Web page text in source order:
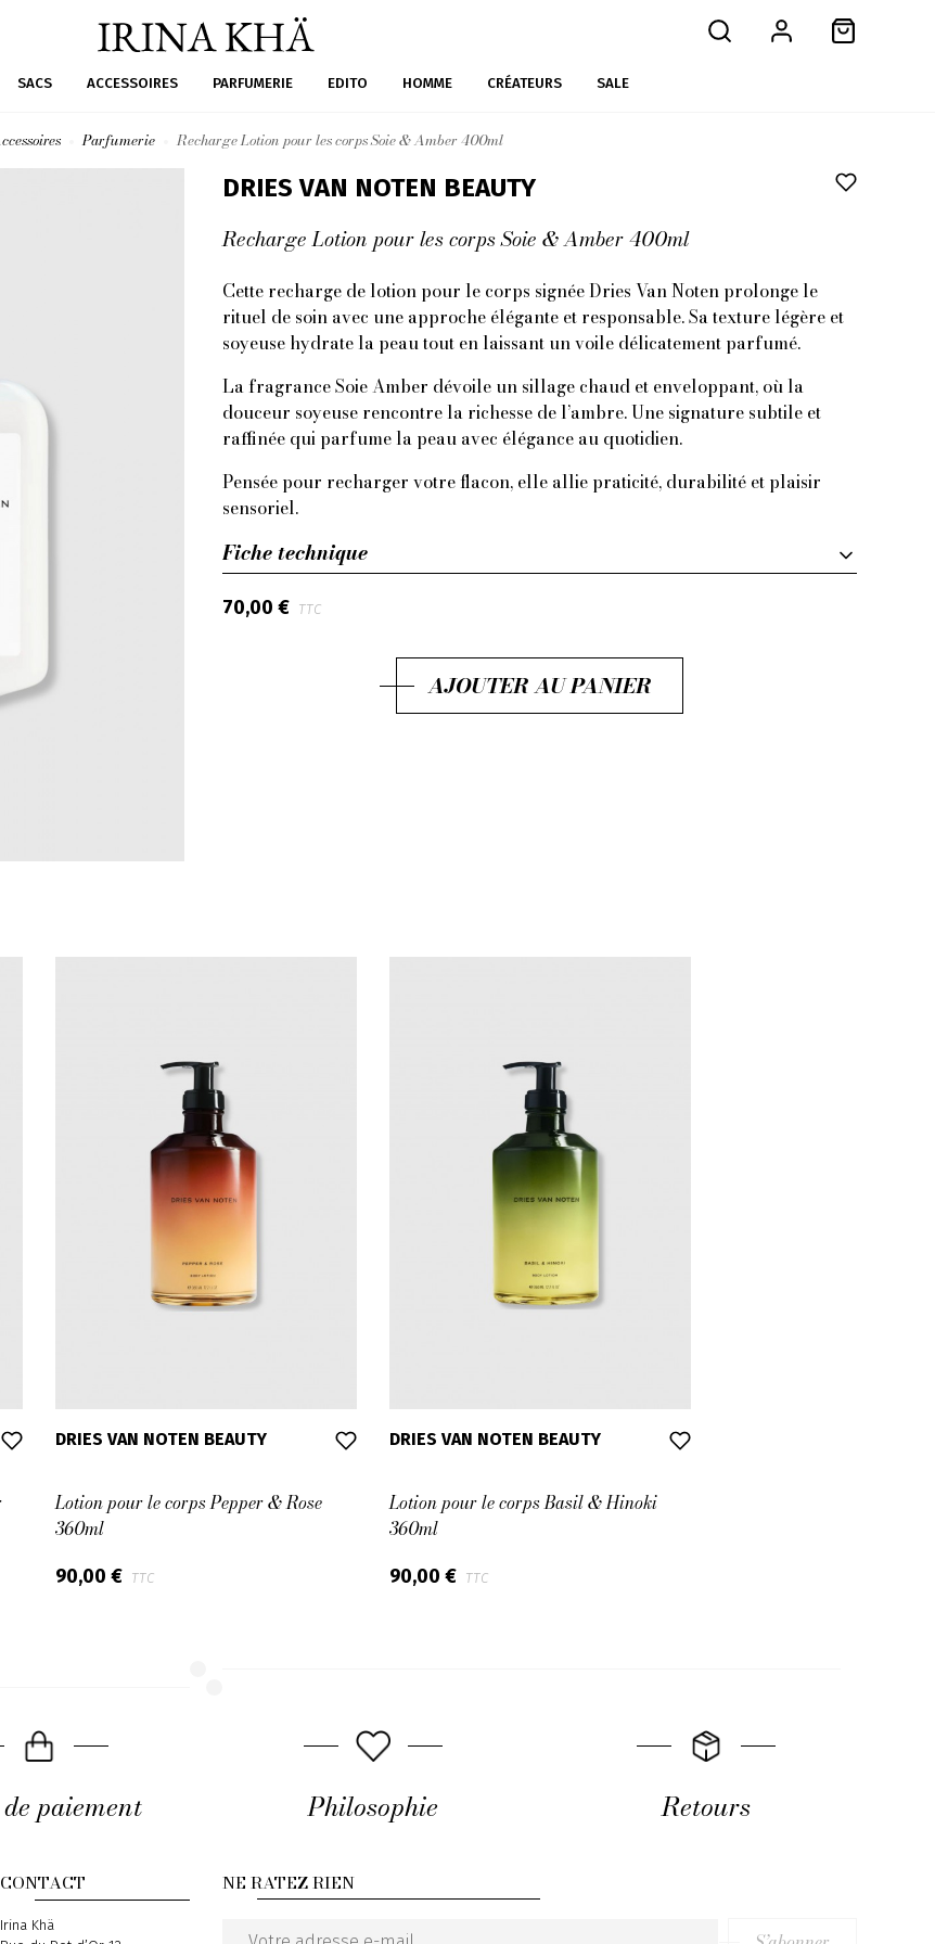
SACS ACCESSOIRES PARFUMERIE EDITO HOMME CRÉATEURS SALE
Parfumerie Recharge Lotion pour les corps Soie & Amber 400ml
DRIES VAN NOTEN BEAUTY
Recharge Lotion pour les corps Soie & Amber 400ml
Cette recharge de lotion pour le corps signée Dries Van Noten prolonge le
rituel de soin avec une approche élégante et responsable. Sa texture légère et
soyeuse hydrate la peau tout en laissant un voile délicatement parfumé.
La fragrance Soie Amber dévoile un sillage chaud et enveloppant, où la
douceur soyeuse rencontre la richesse de l’ambre. Une signature subtile et
raffinée qui parfume la peau avec élégance au quotidien.
Pensée pour recharger votre flacon, elle allie praticité, durabilité et plaisir
sensoriel.
Fiche technique
70,00 € TTC
AJOUTER AU PANIER
DRIES VAN NOTEN BEAUTY
Lotion pour le corps Pepper & Rose
360ml
90,00 € TTC
DRIES VAN NOTEN BEAUTY
Lotion pour le corps Basil & Hinoki
360ml
90,00 € TTC
NE RATEZ RIEN
paiement Philosophie Retours
CONTACT
Address
Irina Khä